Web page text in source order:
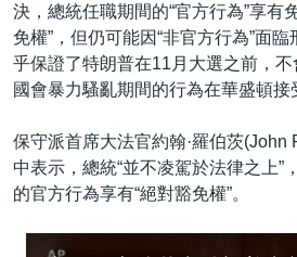
決，總統任職期間的“官方行為”享有
免權”，但仍可能因“非官方行為”面
乎保證了特朗普在11月大選之前，
國會暴力騷亂期間的行為在華盛頓接
保守派首席大法官約翰·羅伯茨(John
中表示，總統“並不凌駕於法律之上”
的官方行為享有“絕對豁免權”。